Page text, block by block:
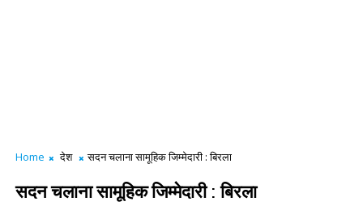
Home देश सदन चलाना सामूहिक जिम्मेदारी : बिरला
सदन चलाना सामूहिक जिम्मेदारी : बिरला